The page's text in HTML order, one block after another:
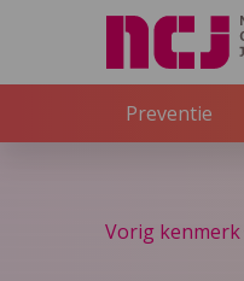
Preventie
Vorig kenmerk